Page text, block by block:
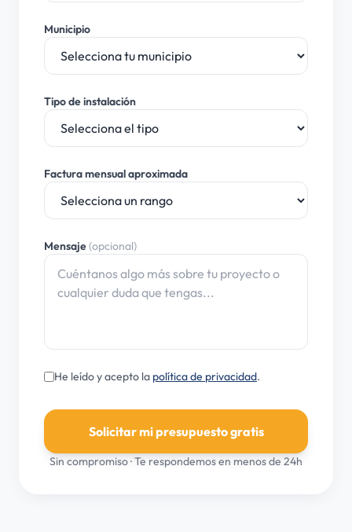
Municipio
Tipo de instalación
Factura mensual aproximada
Mensaje(opcional)
He leído y acepto la política de privacidad.
Solicitar mi presupuesto gratis
Sin compromiso · Te respondemos en menos de 24h